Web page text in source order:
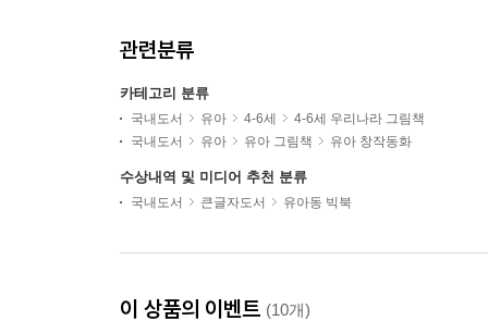
관련분류
카테고리 분류
국내도서 유아 4-6세
4-6세 우리나라 그림책
국내도서
유아 유아 그림책 유아 창작동화
수상내역 및 미디어 추천 분류
국내도서 큰글자도서 유아동 빅북
이 상품의 이벤트 (10개)